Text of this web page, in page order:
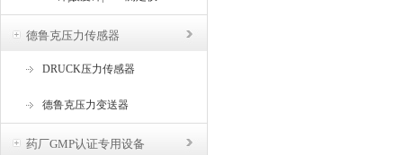
德鲁克压力传感器
DRUCK压力传感器
德鲁克压力变送器
药厂GMP认证专用设备